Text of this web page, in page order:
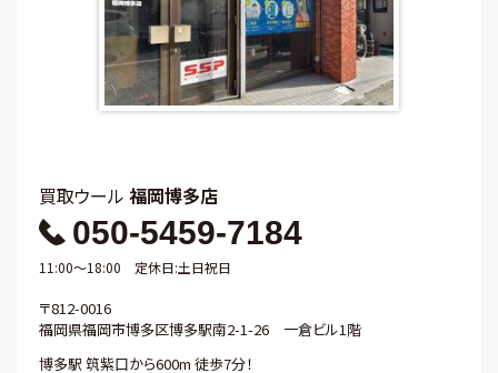
買取ウール 福岡博多店
050-5459-7184
11:00～18:00 定休日:土日祝日
〒812-0016
福岡県福岡市博多区博多駅南2-1-26 一倉ビル1階
博多駅 筑紫口から600m 徒歩7分！